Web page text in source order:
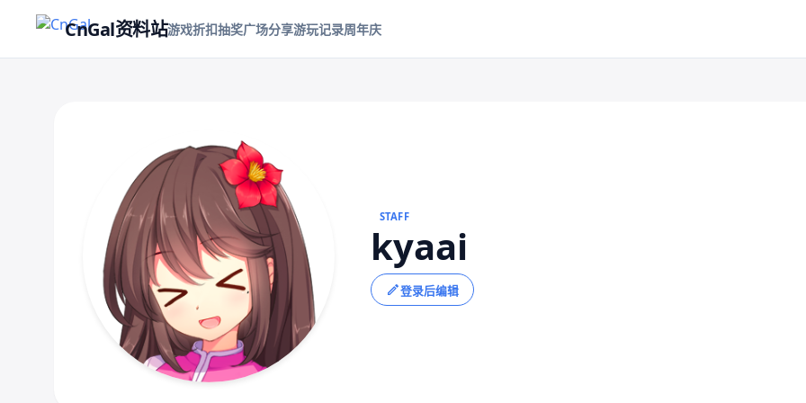
CnGal资料站游戏折扣抽奖广场分享游玩记录周年庆
STAFF
kyaai
登录后编辑